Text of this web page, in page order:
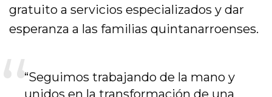
gratuito a servicios especializados y dar
esperanza a las familias quintanarroenses.
“Seguimos trabajando de la mano y
unidos en la transformación de una